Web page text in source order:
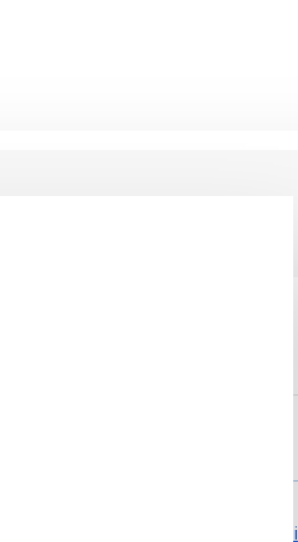
Smart Balance
0.00 din 0 Recenzii